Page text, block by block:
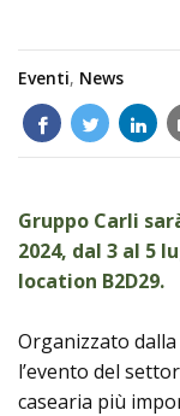
Eventi, News
Gruppo Carli
2024, dal 3 al 5
location B2D29.
Organizzato dalla
l’evento del
casearia più